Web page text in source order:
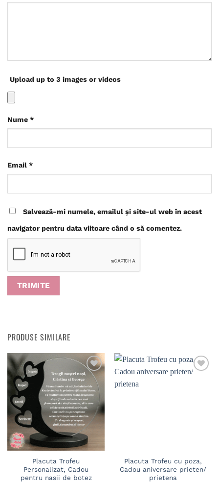
Upload up to 3 images or videos
Nume *
Email *
Salvează-mi numele, emailul și site-ul web în acest
navigator pentru data viitoare când o să comentez.
PRODUSE SIMILARE
Placuta Trofeu
Personalizat, Cadou
pentru nasii de botez
Placuta Trofeu cu poza,
Cadou aniversare prieten/
prietena